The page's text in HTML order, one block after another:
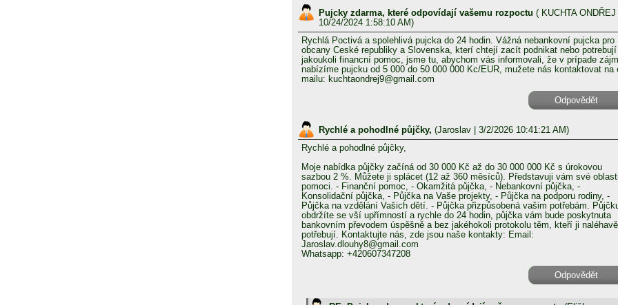
Pujcky zdarma, které odpovídají vašemu rozpoctu ( KUCHTA ONDŘEJ
10/24/2024 1:58:10 AM)
Rychlá Poctivá a spolehlivá pujcka do 24 hodin. Vážná nebankovní pujcka pro
obcany Ceské republiky a Slovenska, kterí chtejí zacít podnikat nebo potrebují
jakoukoli financní pomoc, jsme tu, abychom vás informovali, že v prípade
nabízíme pujcku od 5 000 do 50 000 000 Kc/EUR, mužete nás kontaktovat na
mailu: kuchtaondrej9@gmail.com
Odpovědět
Rychlé a pohodlné půjčky, (Jaroslav | 3/2/2026 10:41:21 AM)
Rychlé a pohodlné půjčky,
Moje nabídka půjčky začíná od 30 000 Kč až do 30 000 000 Kč s úrokovou
sazbou 2 %. Můžete ji splácet (12 až 360 měsíců). Představuji vám své
pomoci. - Finanční pomoc, - Okamžitá půjčka, - Nebankovní půjčka, -
Konsolidační půjčka, - Půjčka na Vaše projekty, - Půjčka na podporu rodiny, -
Půjčka na vzdělání Vašich dětí. - Půjčka přizpůsobená vašim potřebám.
obdržíte se vší upřímností a rychle do 24 hodin, půjčka vám bude poskytnuta
bankovním převodem úspěšně a bez jakéhokoli protokolu těm, kteří ji naléhavě
potřebují. Kontaktujte nás, zde jsou naše kontakty: Email:
Jaroslav.dlouhy8@gmail.com
Whatsapp: +420607347208
Odpovědět